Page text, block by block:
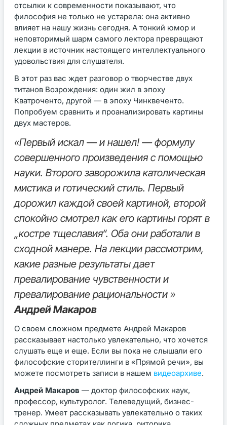
отсылки к современности показывают, что
философия не только не устарела: она активно
влияет на нашу жизнь сегодня. А тонкий юмор и
неповторимый шарм самого лектора превращают
лекции в источник настоящего интеллектуального
удовольствия для слушателя.
В этот раз вас ждет разговор о творчестве двух
титанов Возрождения: один жил в эпоху
Кватроченто, другой — в эпоху Чинквеченто.
Попробуем сравнить и проанализировать картины
двух мастеров.
«Первый искал — и нашел! — формулу
совершенного произведения с помощью
науки. Второго заворожила католическая
мистика и готический стиль. Первый
дорожил каждой своей картиной, второй
спокойно смотрел как его картины горят в
„костре тщеславия“. Оба они работали в
сходной манере. На лекции рассмотрим,
какие разные результаты дает
превалирование чувственности и
превалирование рациональности »
Андрей Макаров
О своем сложном предмете Андрей Макаров
рассказывает настолько увлекательно, что хочется
слушать еще и еще. Если вы пока не слышали его
философские сторителлинги в «Прямой речи», вы
можете посмотреть записи в нашем видеоархиве.
Андрей Макаров — доктор философских наук,
профессор, культуролог. Телеведущий, бизнес-
тренер. Умеет рассказывать увлекательно о таких